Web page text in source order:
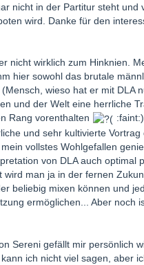
nicht in der Partitur steht und
wird. Danke für den
nicht wirklich zum Hinknien.
hier sowohl das brutale
wieso hat er mit DLA
und der Welt eine herrliche
Rang vorenthalten
und sehr kultivierte Vortrag
vollstes Wohlgefallen
von DLA auch optimal
wird man ja in der fernen
beliebig mixen können und
ermöglichen... Aber noch
Sereni gefällt mir persönlich
ich nicht viel sagen, aber